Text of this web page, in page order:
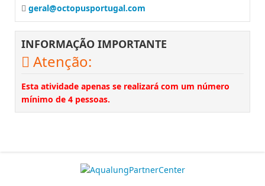
geral@octopusportugal.com
INFORMAÇÃO IMPORTANTE
Atenção:
Esta atividade apenas se realizará com um número
mínimo de 4 pessoas.